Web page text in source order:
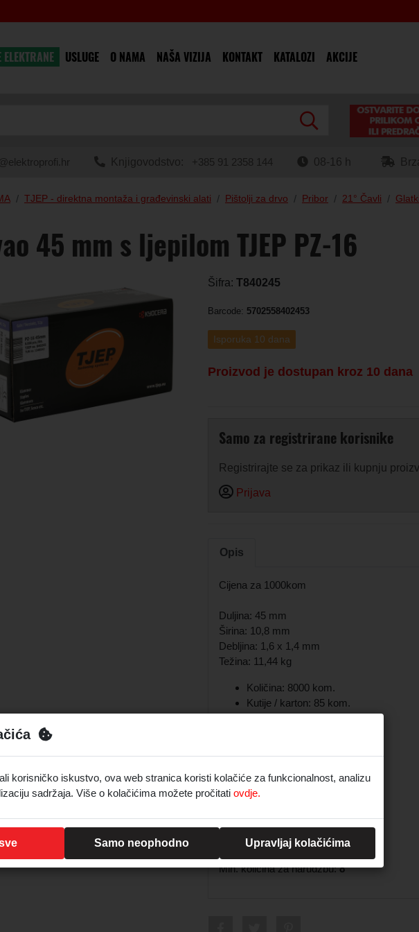
ELEKTRANE USLUGE O NAMA NAŠA VIZIJA KONTAKT KATALOZI AKCIJE
Knjigovodstvo: +385 91 2358 144 08-16 h
TJEP - direktna montaža i građevinski alati Pištolji za drvo Pribor 21° Čavli
45 mm s ljepilom TJEP PZ-16
Šifra:T840245
Barcode: 5702558402453
Isporuka 10 dana
Proizvod je dostupan kroz 10 dana
Samo za registrirane korisnike
Registrirajte se za prikaz ili kupnju
Prijava
Opis
Cijena za 1000kom
Duljina: 45 mm
Širina: 10,8 mm
Debljina: 1,6 x 1,4 mm
Težina: 11,44 kg
Količina: 8000 kom.
Kutije / karton: 85 kom.
EN 14592 / EUROCODE 5
Min. količina za narudžbu:8
korisničko iskustvo, ova web stranica koristi kolačiće za funkcionalnost, analizu
sadržaja. Više o kolačićima možete pročitati ovdje.
Samo neophodno Upravljaj kolačićima